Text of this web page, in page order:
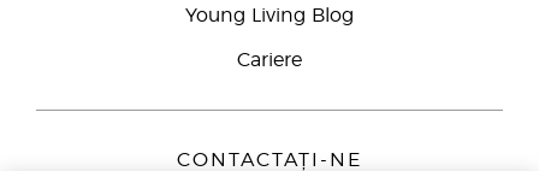
Young Living Blog
Cariere
CONTACTAȚI-NE